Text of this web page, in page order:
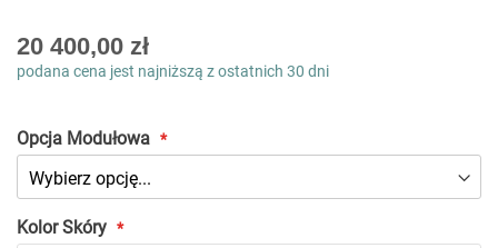
As
low
20 400,00 zł
podana cena jest najniższą z ostatnich 30 dni
Opcja Modułowa
Kolor Skóry